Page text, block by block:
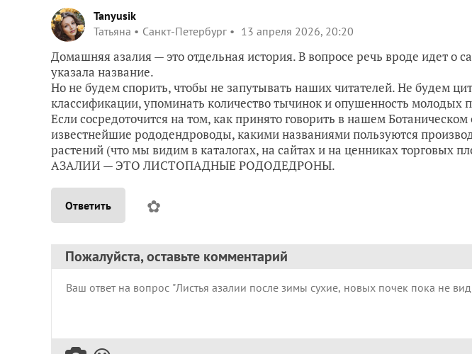
Tanyusik
Татьяна
Санкт-Петербург 13 апреля 2026, 20:20
Домашняя азалия — это отдельная история. В вопросе речь вроде идет о
указала название.
Но не будем спорить, чтобы не запутывать наших читателей. Не будем
классификации, упоминать количество тычинок и опушенность молодых
Если сосредоточится на том, как принято говорить в нашем Ботаническом
известнейшие рододендроводы, какими названиями пользуются
растений (что мы видим в каталогах, на сайтах и на ценниках торговых
АЗАЛИИ — ЭТО ЛИСТОПАДНЫЕ РОДОДЕДРОНЫ.
Ответить ✿
Пожалуйста, оставьте комментарий